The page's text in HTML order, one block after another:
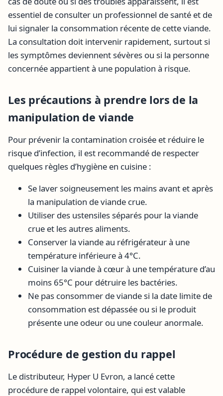
essentiel de consulter un professionnel de santé et de
lui signaler la consommation récente de cette viande.
La consultation doit intervenir rapidement, surtout si
les symptômes deviennent sévères ou si la personne
concernée appartient à une population à risque.
Les précautions à prendre lors de la
manipulation de viande
Pour prévenir la contamination croisée et réduire le
risque d’infection, il est recommandé de respecter
quelques règles d’hygiène en cuisine :
Se laver soigneusement les mains avant et après
la manipulation de viande crue.
Utiliser des ustensiles séparés pour la viande
crue et les autres aliments.
Conserver la viande au réfrigérateur à une
température inférieure à 4°C.
Cuisiner la viande à cœur à une température d’au
moins 65°C pour détruire les bactéries.
Ne pas consommer de viande si la date limite de
consommation est dépassée ou si le produit
présente une odeur ou une couleur anormale.
Procédure de gestion du rappel
Le distributeur, Hyper U Evron, a lancé cette
procédure de rappel volontaire, qui est valable